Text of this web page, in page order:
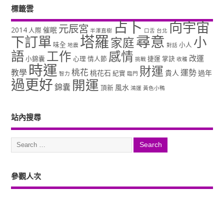
標籤雲
2014人際 催眠 元辰宮 半澤直樹 占卜 口舌 台北 向宇宙
下訂單 味全 地震 塔羅家庭尋意 對話 小人 小
語小錦囊 工作 心理情人節 感情 挑戰 捷運 掌訣 收穫 改運
教學 時運 智力 桃花 桃花石 紀實 臨門 財運 貴人 運勢過年
過更好錦囊 開運 頂新 風水 鴻運 黃色小鴨
站內搜尋
參觀人次